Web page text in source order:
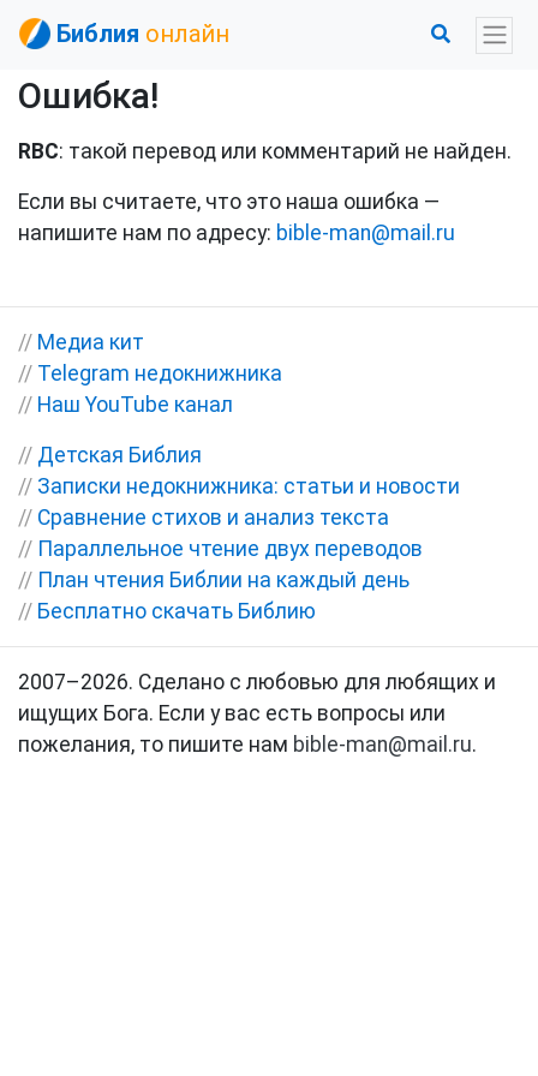
Библия онлайн
Ошибка!
RBC: такой перевод или комментарий не найден.
Если вы считаете, что это наша ошибка —
напишите нам по адресу: bible-man@mail.ru
// Медиа кит
// Telegram недокнижника
// Наш YouTube канал
// Детская Библия
// Записки недокнижника: статьи и новости
// Сравнение стихов и анализ текста
// Параллельное чтение двух переводов
// План чтения Библии на каждый день
// Бесплатно скачать Библию
2007–2026. Сделано с любовью для любящих и
ищущих Бога. Если у вас есть вопросы или
пожелания, то пишите нам bible-man@mail.ru.